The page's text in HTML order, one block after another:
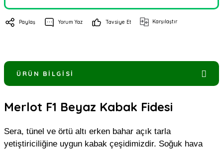
Paylaş Yorum Yaz Tavsiye Et Karşılaştır
ÜRÜN BILGISI
Merlot F1 Beyaz Kabak Fidesi
Sera, tünel ve örtü altı erken bahar açık tarla
yetiştiriciliğine uygun kabak çeşidimizdir. Soğuk hava